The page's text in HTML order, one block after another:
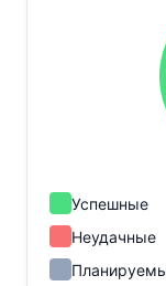
Успешные
Неудачные